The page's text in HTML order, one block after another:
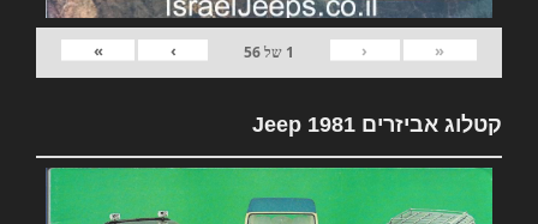
«
‹
1 של56
›
»
קטלוג אביזרים 1981 Jeep